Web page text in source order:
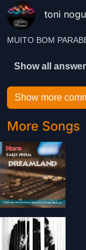
toni
MUITO BOM
Show all
Show more
More Songs